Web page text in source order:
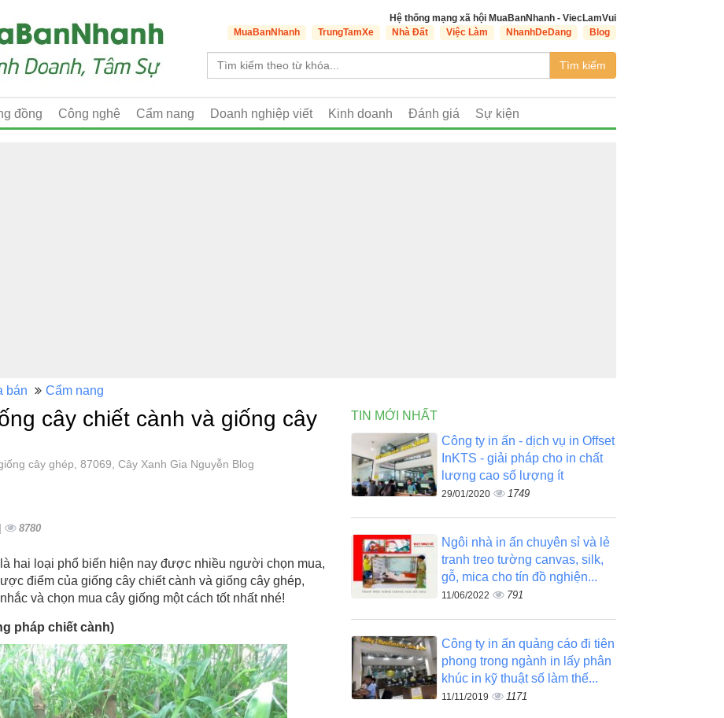
Hệ thống mạng xã hội MuaBanNhanh - ViecLamVui
MuaBanNhanh
TrungTamXe Nhà Đất Việc Làm NhanhDeDang Blog
Tìm kiếm
đồng Công nghệ Cẩm nang Doanh nghiệp viết Kinh doanh Đánh giá Sự kiện
bán Cẩm nang
cây chiết cành và giống cây
cây ghép, 87069, Cây Xanh Gia Nguyễn Blog
8780
hai loại phổ biến hiện nay được nhiều người chọn mua,
điểm của giống cây chiết cành và giống cây ghép,
và chọn mua cây giống một cách tốt nhất nhé!
pháp chiết cành)
TIN MỚI NHẤT
Công ty in ấn - dịch vụ in Offset
InKTS - giải pháp cho in chất
lượng cao số lượng ít
29/01/2020 1749
Ngôi nhà in ấn chuyên sỉ và lẻ
tranh treo tường canvas, silk,
gỗ, mica cho tín đồ nghiện...
11/06/2022 791
Công ty in ấn quảng cáo đi tiên
phong trong ngành in lấy phân
khúc in kỹ thuật số làm thế...
11/11/2019 1171